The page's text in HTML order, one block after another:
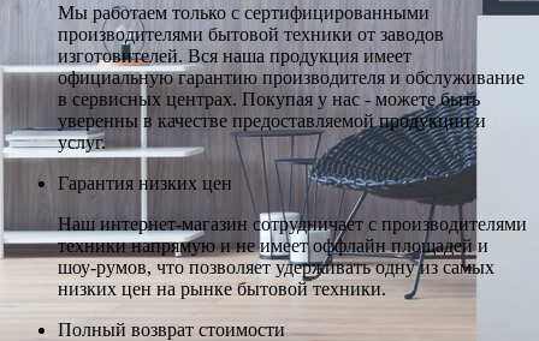
Мы работаем только с сертифицированными
производителями бытовой техники от заводов
изготовителей. Вся наша продукция имеет
официальную гарантию производителя и обслуживание
в сервисных центрах. Покупая у нас - можете быть
уверенны в качестве предоставляемой продукции и
услуг.
Гарантия низких цен
Наш интернет-магазин сотрудничает с производителями
техники напрямую и не имеет оффлайн площадей и
шоу-румов, что позволяет удерживать одну из самых
низких цен на рынке бытовой техники.
Полный возврат стоимости